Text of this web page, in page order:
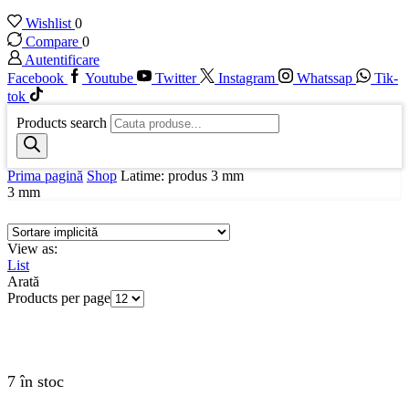
Wishlist 0
Compare 0
Autentificare
Facebook
Youtube Twitter Instagram Whatssap
Tik-
tok
Products search
Prima pagină Shop Latime: produs 3 mm
3 mm
View as:
List
Arată
Products per page
7 în stoc